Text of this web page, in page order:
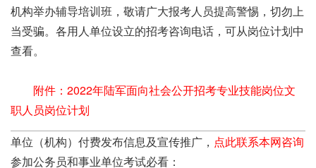
机构举办辅导培训班，敬请广大报考人员提高警惕，切勿上
当受骗。各用人单位设立的招考咨询电话，可从岗位计划中
查看。
附件：2022年陆军面向社会公开招考专业技能岗位文
职人员岗位计划
单位（机构）付费发布信息及宣传推广， 点此联系本网咨询
参加公务员和事业单位考试必看：